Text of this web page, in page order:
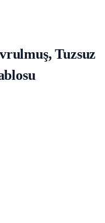
Tuzsuz